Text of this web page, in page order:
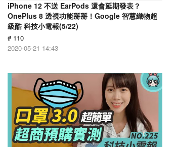
iPhone 12 不送 EarPods 還會延期發表？
OnePlus 8 透視功能掰掰！Google 智慧織物超
級酷 科技小電報(5/22)
# 110
2020-05-21 14:43